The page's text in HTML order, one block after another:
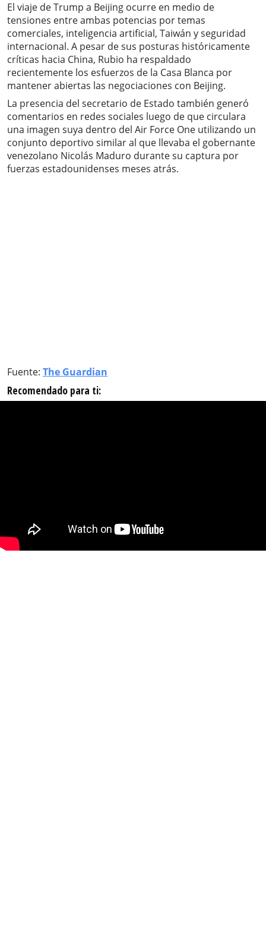
El viaje de Trump a Beijing ocurre en medio de
tensiones entre ambas potencias por temas
comerciales, inteligencia artificial, Taiwán y seguridad
internacional. A pesar de sus posturas históricamente
críticas hacia China, Rubio ha respaldado
recientemente los esfuerzos de la Casa Blanca por
mantener abiertas las negociaciones con Beijing.
La presencia del secretario de Estado también generó
comentarios en redes sociales luego de que circulara
una imagen suya dentro del Air Force One utilizando un
conjunto deportivo similar al que llevaba el gobernante
venezolano Nicolás Maduro durante su captura por
fuerzas estadounidenses meses atrás.
Fuente: The Guardian
Recomendado para ti: